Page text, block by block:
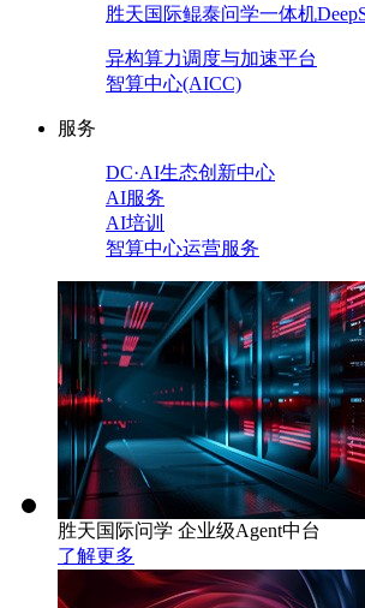
胜天国际鲲泰问学一体机
异构算力调度与加速平台
智算中心(AICC)
服务
DC·AI生态创新中心
AI服务
AI培训
智算中心运营服务
胜天国际问学 企业级Agent中台
了解更多